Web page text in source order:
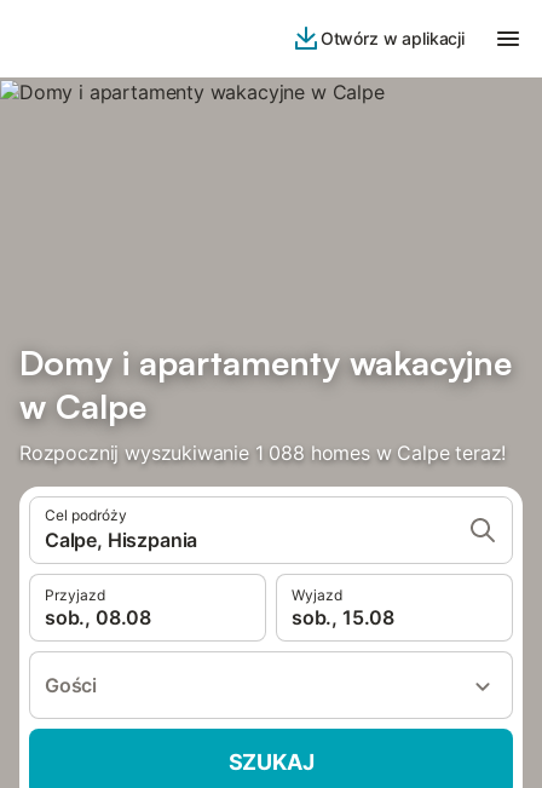
Otwórz w aplikacji
Domy i apartamenty wakacyjne
w Calpe
Rozpocznij wyszukiwanie 1 088 homes w Calpe teraz!
Cel podróży
Calpe, Hiszpania
Przyjazd
sob., 08.08
Wyjazd
sob., 15.08
Gości
SZUKAJ